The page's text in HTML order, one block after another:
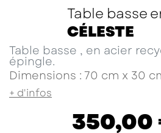
Table basse
CÉLESTE
Table basse , en acier
épingle.
Dimensions : 70 cm x 30
+ d'infos